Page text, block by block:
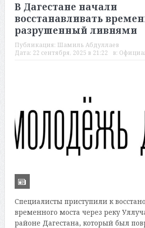
В Дагестане начали
восстанавливать
разрушенный ливнями
Публикация: Шамиль Абдуллаев
Дата: 22 сентября, 2025 в 21:22 в:
Специалисты приступили к
временного моста через реку
районе Дагестана, который был